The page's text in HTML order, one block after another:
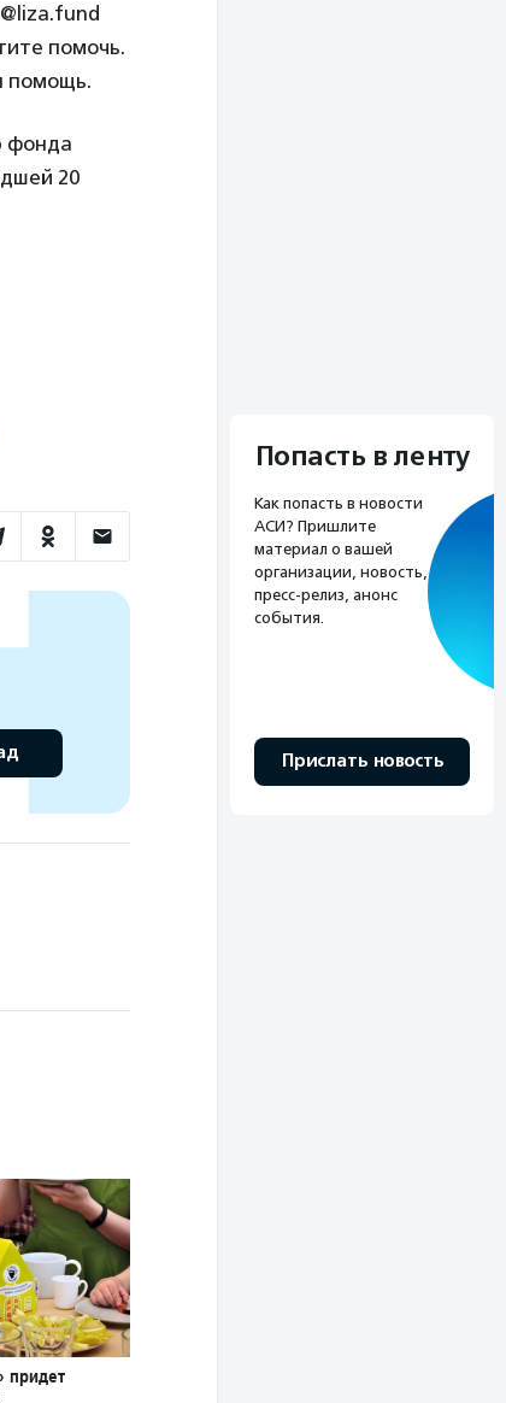
помочь.
помощь.
фонда
20
придет
Попасть в ленту
Как попасть в новости
АСИ? Пришлите
материал о вашей
организации, новость,
пресс-релиз, анонс
события.
Прислать новость